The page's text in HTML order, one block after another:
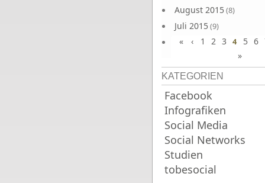
August 2015(8)
Juli 2015(9)
Juni 2015(9)
« ‹ 1 2 3 4 5 6
»
KATEGORIEN
Facebook
Infografiken
Social Media
Social Networks
Studien
tobesocial